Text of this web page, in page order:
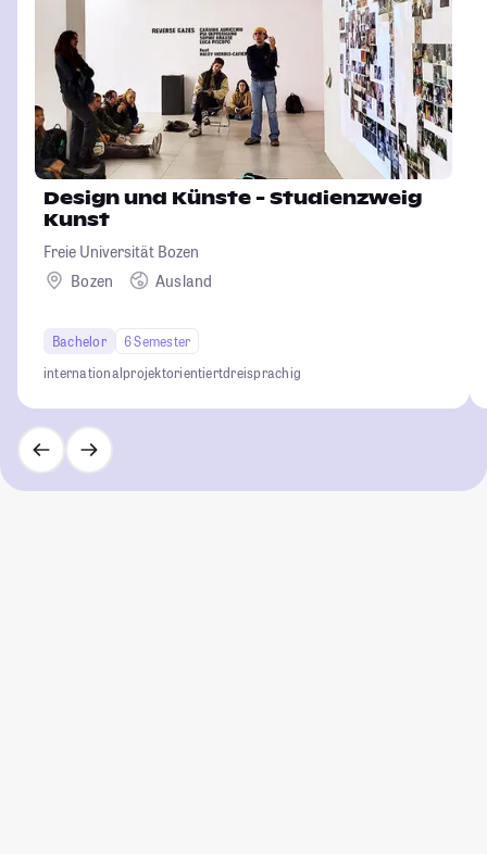
Design und Künste - Studienzweig
Kunst
Freie Universität Bozen
Bozen
Ausland
Bachelor
6 Semester
internationalprojektorientiertdreisprachig